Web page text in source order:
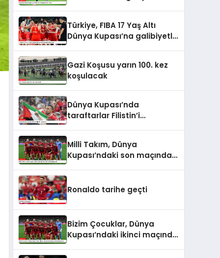
Türkiye, FIBA 17 Yaş Altı
Dünya Kupası’na galibiyetle
Gazi Koşusu yarın 100. kez
koşulacak
Dünya Kupası’nda
taraftarlar Filistin’i
Milli Takım, Dünya
Kupası’ndaki son maçında
Ronaldo tarihe geçti
Bizim Çocuklar, Dünya
Kupası’ndaki ikinci maçında